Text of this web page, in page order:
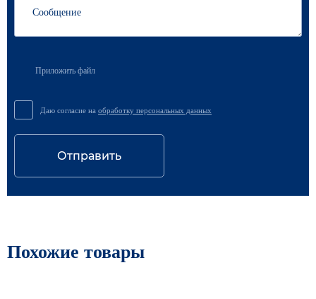
Приложить файл
Даю согласие на обработку персональных данных
Отправить
Похожие товары